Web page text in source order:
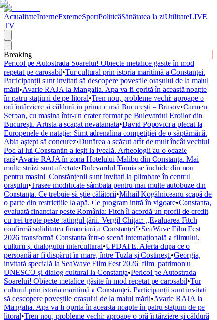
ActualitateInterneExterneSportPoliticăSănătatea la ziUtilitareLIVE
TV
Breaking
Pericol pe Autostrada Soarelui! Obiecte metalice găsite în mod
repetat pe carosabil•Tur cultural prin istoria maritimă a Constanței.
Participanții sunt invitați să descopere poveștile orașului de la malul
mării•Avarie RAJA la Mangalia. Apa va fi oprită în această noapte
în patru stațiuni de pe litoral•Tren nou, probleme vechi: aproape o
oră întârziere și căldură în prima cursă București – Brașov•Carmen
Șerban, cu mașina într-un crater format pe Bulevardul Eroilor din
București. Artista a scăpat nevătămată•David Popovici a plecat la
Europenele de nataţie: Simt adrenalina competiţiei de o săptămână.
Abia aştept să concurez•Dunărea a scăzut atât de mult încât vechiul
Pod al lui Constantin a ieșit la iveală. Arheologii au o ocazie
rară•Avarie RAJA în zona Hotelului Malibu din Constanța. Mai
multe străzi sunt afectate•Bulevardul Tomis se închide din nou
pentru mașini. Constănțenii sunt invitați la plimbare în centrul
orașului•Trasee modificate sâmbătă pentru mai multe autobuze din
Constanța. Ce trebuie să știe călătorii•Mihail Kogălniceanu scapă de
o parte din restricțiile la apă. Ce program intră în vigoare•Constanța,
evaluată financiar peste România: Fitch îi acordă un profil de credit
cu trei trepte peste ratingul țării. Vergil Chițac: „Evaluarea Fitch
confirmă soliditatea financiară a Constanței”•SeaWave Film Fest
2026 transformă Constanța într-o scenă internațională a filmului,
culturii și dialogului intercultural•UPDATE. Alertă după ce o
persoană ar fi dispărut în mare, între Tuzla și Costinești•Georgia,
invitată specială la SeaWave Film Fest 2026: film, patrimoniu
UNESCO și dialog cultural la Constanța•Pericol pe Autostrada
Soarelui! Obiecte metalice găsite în mod repetat pe carosabil•Tur
cultural prin istoria maritimă a Constanței. Participanții sunt invitați
să descopere poveștile orașului de la malul mării•Avarie RAJA la
Mangalia. Apa va fi oprită în această noapte în patru stațiuni de pe
litoral•Tren nou, probleme vechi: aproape o oră întârziere și căldură